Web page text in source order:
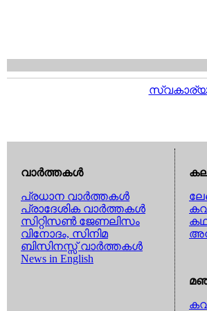
വാര്‍ത്തകള്‍
പ്രധാന വാര്‍ത്തകള്‍
പ്രാദേശിക വാര്‍ത്തകള്‍
സിറ്റിസണ്‍ ജേണലിസം
വിനോദം, സിനിമ
ബിസിനസ്സ് വാര്‍ത്തകള്‍
News in English